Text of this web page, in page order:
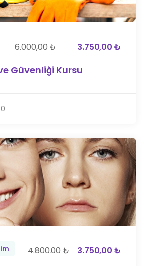
6.000,00 ₺ 3.750,00 ₺
Güvenliği Kursu
4.800,00 ₺ 3.750,00 ₺